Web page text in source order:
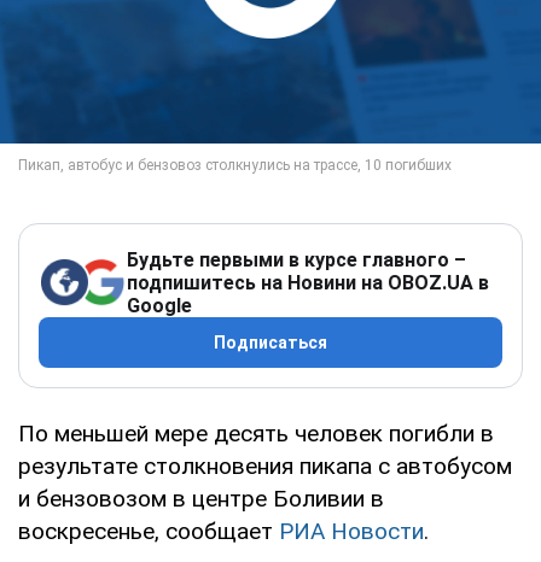
Будьте первыми в курсе главного –
подпишитесь на Новини на OBOZ.UA в
Google
Подписаться
По меньшей мере десять человек погибли в
результате столкновения пикапа с автобусом
и бензовозом в центре Боливии в
воскресенье, сообщает РИА Новости.